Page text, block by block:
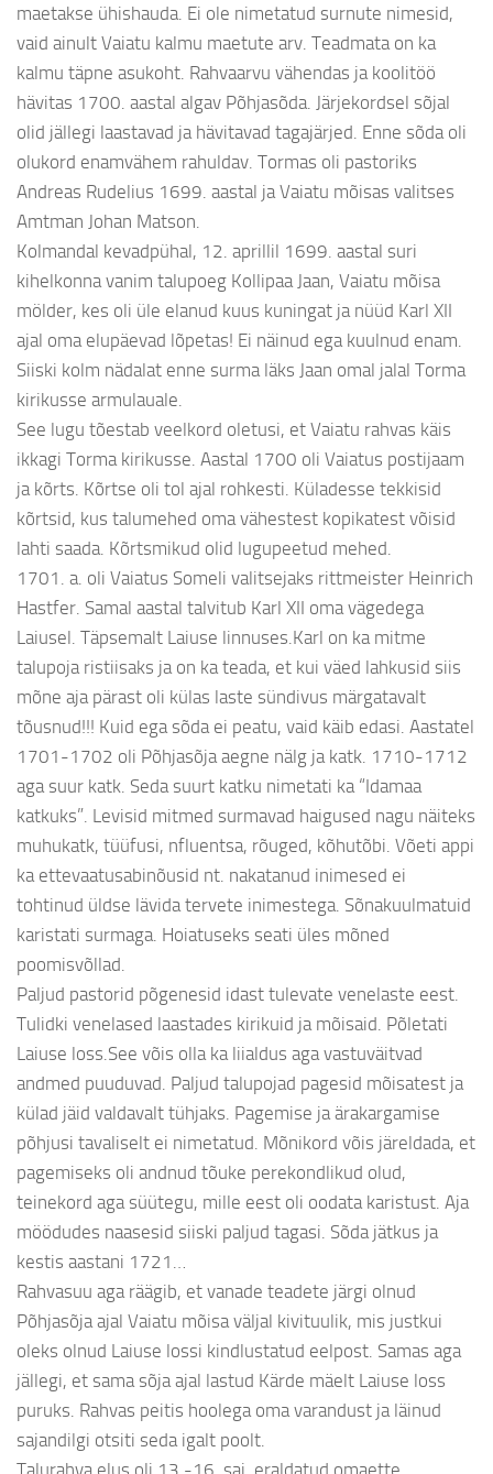
maetakse ühishauda. Ei ole nimetatud surnute nimesid,
vaid ainult Vaiatu kalmu maetute arv. Teadmata on ka
kalmu täpne asukoht. Rahvaarvu vähendas ja koolitöö
hävitas 1700. aastal algav Põhjasõda. Järjekordsel sõjal
olid jällegi laastavad ja hävitavad tagajärjed. Enne sõda oli
olukord enamvähem rahuldav. Tormas oli pastoriks
Andreas Rudelius 1699. aastal ja Vaiatu mõisas valitses
Amtman Johan Matson.
Kolmandal kevadpühal, 12. aprillil 1699. aastal suri
kihelkonna vanim talupoeg Kollipaa Jaan, Vaiatu mõisa
mölder, kes oli üle elanud kuus kuningat ja nüüd Karl XII
ajal oma elupäevad lõpetas! Ei näinud ega kuulnud enam.
Siiski kolm nädalat enne surma läks Jaan omal jalal Torma
kirikusse armulauale.
See lugu tõestab veelkord oletusi, et Vaiatu rahvas käis
ikkagi Torma kirikusse. Aastal 1700 oli Vaiatus postijaam
ja kõrts. Kõrtse oli tol ajal rohkesti. Küladesse tekkisid
kõrtsid, kus talumehed oma vähestest kopikatest võisid
lahti saada. Kõrtsmikud olid lugupeetud mehed.
1701. a. oli Vaiatus Someli valitsejaks rittmeister Heinrich
Hastfer. Samal aastal talvitub Karl XII oma vägedega
Laiusel. Täpsemalt Laiuse linnuses.Karl on ka mitme
talupoja ristiisaks ja on ka teada, et kui väed lahkusid siis
mõne aja pärast oli külas laste sündivus märgatavalt
tõusnud!!! Kuid ega sõda ei peatu, vaid käib edasi. Aastatel
1701-1702 oli Põhjasõja aegne nälg ja katk. 1710-1712
aga suur katk. Seda suurt katku nimetati ka “Idamaa
katkuks”. Levisid mitmed surmavad haigused nagu näiteks
muhukatk, tüüfusi, nfluentsa, rõuged, kõhutõbi. Võeti appi
ka ettevaatusabinõusid nt. nakatanud inimesed ei
tohtinud üldse lävida tervete inimestega. Sõnakuulmatuid
karistati surmaga. Hoiatuseks seati üles mõned
poomisvõllad.
Paljud pastorid põgenesid idast tulevate venelaste eest.
Tulidki venelased laastades kirikuid ja mõisaid. Põletati
Laiuse loss.See võis olla ka liialdus aga vastuväitvad
andmed puuduvad. Paljud talupojad pagesid mõisatest ja
külad jäid valdavalt tühjaks. Pagemise ja ärakargamise
põhjusi tavaliselt ei nimetatud. Mõnikord võis järeldada, et
pagemiseks oli andnud tõuke perekondlikud olud,
teinekord aga süütegu, mille eest oli oodata karistust. Aja
möödudes naasesid siiski paljud tagasi. Sõda jätkus ja
kestis aastani 1721…
Rahvasuu aga räägib, et vanade teadete järgi olnud
Põhjasõja ajal Vaiatu mõisa väljal kivituulik, mis justkui
oleks olnud Laiuse lossi kindlustatud eelpost. Samas aga
jällegi, et sama sõja ajal lastud Kärde mäelt Laiuse loss
puruks. Rahvas peitis hoolega oma varandust ja läinud
sajandilgi otsiti seda igalt poolt.
Talurahva elus oli 13.-16. saj. eraldatud omaette